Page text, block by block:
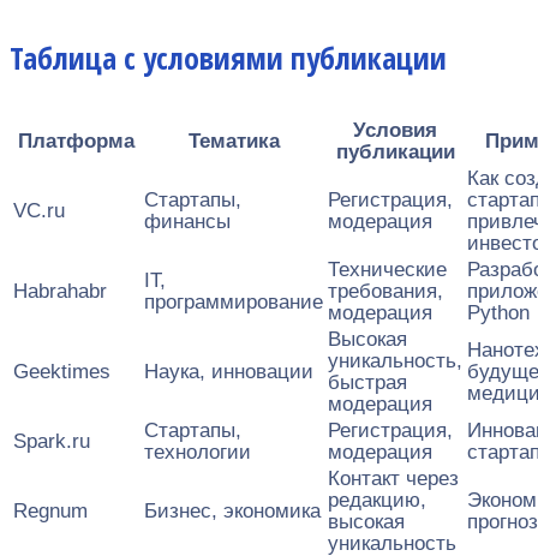
Таблица с условиями публикации
Платформа Тематика
Условия
публикации
VC.ru
Стартапы,
финансы
Регистрация,
модерация
Как
Habrahabr
IT,
программирование
Технические
требования,
модерация
Python
Geektimes Наука, инновации
Высокая
уникальность,
быстрая
модерация
Spark.ru
Стартапы,
технологии
Регистрация,
модерация
Regnum Бизнес, экономика
Контакт через
редакцию,
высокая
уникальность